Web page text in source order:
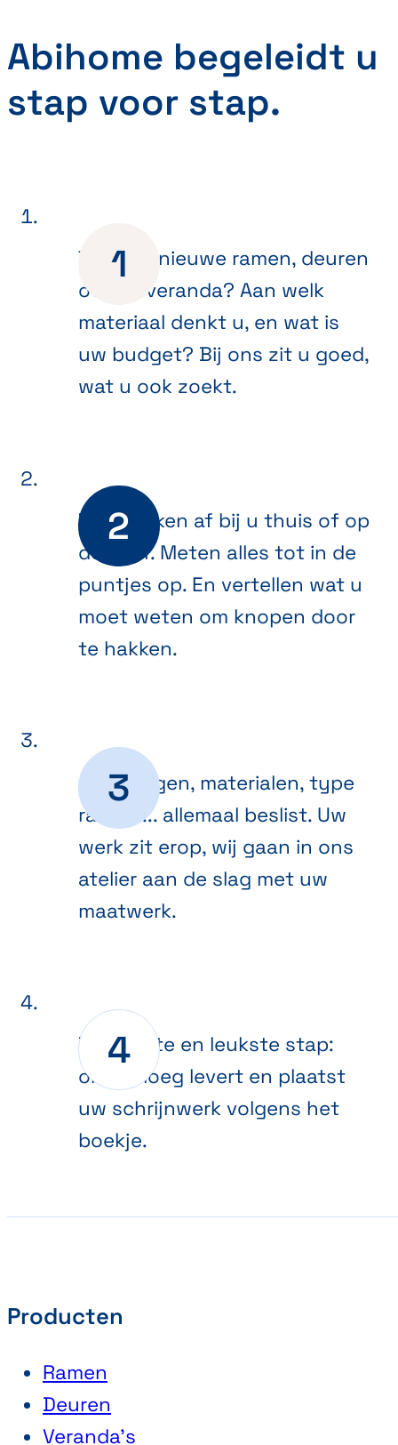
Abihome begeleidt u
stap voor stap.
Toe aan nieuwe ramen, deuren
of een veranda? Aan welk
materiaal denkt u, en wat is
uw budget? Bij ons zit u goed,
wat u ook zoekt.
We spreken af bij u thuis of op
de werf. Meten alles tot in de
puntjes op. En vertellen wat u
moet weten om knopen door
te hakken.
Afmetingen, materialen, type
ramen ... allemaal beslist. Uw
werk zit erop, wij gaan in ons
atelier aan de slag met uw
maatwerk.
De laatste en leukste stap:
onze ploeg levert en plaatst
uw schrijnwerk volgens het
boekje.
Producten
Ramen
Deuren
Veranda’s